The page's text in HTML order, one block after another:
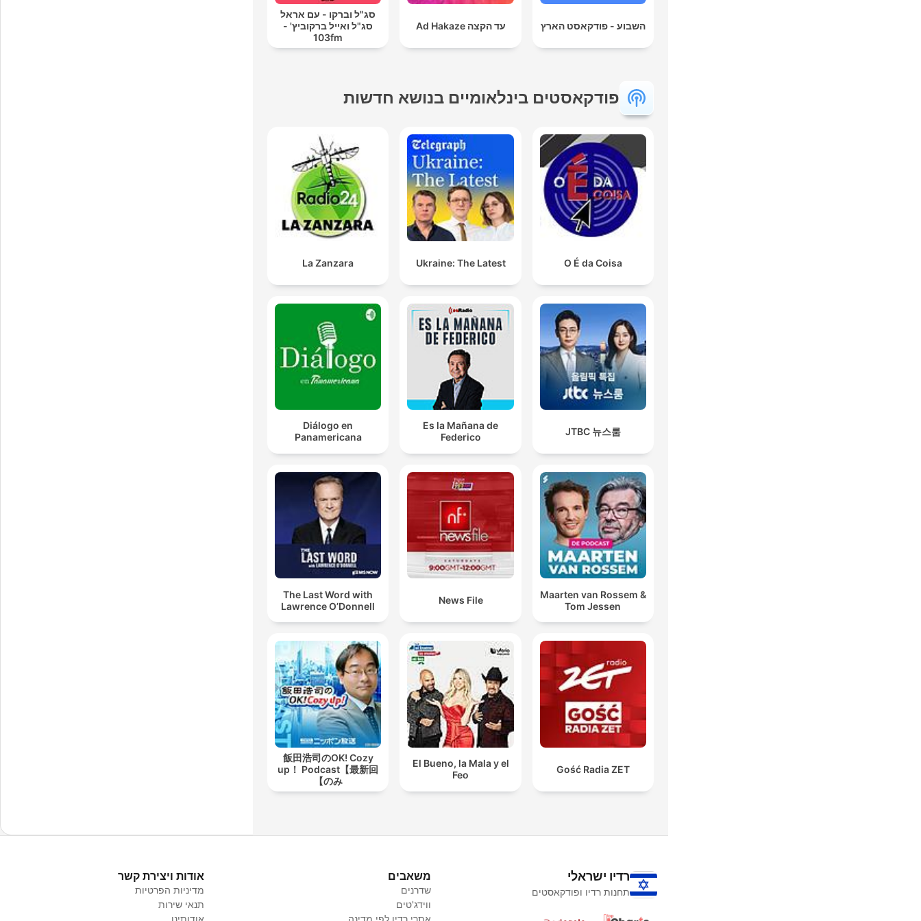
השבוע - פודקאסט הארץ עד הקצה Ad Hakaze
סג"ל וברקו - עם אראל
סג"ל ואייל ברקוביץ' -
103fm
פודקאסטים בינלאומיים בנושא חדשות
O É da Coisa
Ukraine: The Latest
La Zanzara
JTBC 뉴스룸
Es la Mañana de
Federico
Diálogo en
Panamericana
Maarten van Rossem &
Tom Jessen
News File
The Last Word with
Lawrence O’Donnell
Gość Radia ZET
El Bueno, la Mala y el
Feo
飯田浩司のOK! Cozy
up！ Podcast【最新回
のみ】
רדיו ישראלי
תחנות רדיו ופודקאסטים
משאבים
שדרנים
ווידג'טים
אתרי רדיו לפי מדינה
אודות ויצירת קשר
מדיניות הפרטיות
תנאי שירות
אודותינו